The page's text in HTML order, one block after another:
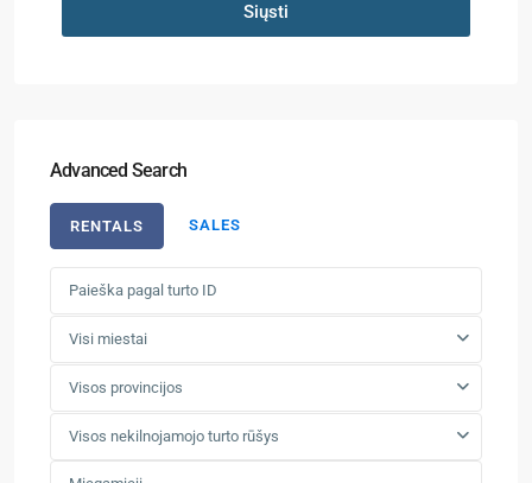
Siųsti
Advanced Search
RENTALS SALES
Visi miestai
Visos provincijos
Visos nekilnojamojo turto rūšys